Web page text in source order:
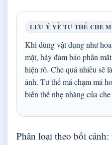
LƯU Ý VỀ TƯ THẾ CHE
Khi dùng vật dụng như
mặt, hãy đảm bảo phần
hiện rõ. Che quá nhiều sẽ
ảnh. Tư thế má chạm má
biến thể nhẹ nhàng của
Phân loại theo bối